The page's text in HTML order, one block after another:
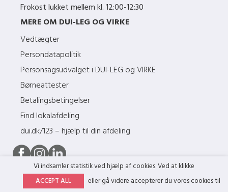
Frokost lukket mellem kl. 12:00-12:30
MERE OM DUI-LEG OG VIRKE
Vedtægter
Persondatapolitik
Personsagsudvalget i DUI-LEG og VIRKE
Børneattester
Betalingsbetingelser
Find lokalafdeling
dui.dk/123 – hjælp til din afdeling
Vi indsamler statistik ved hjælp af cookies. Ved at klikke
ACCEPT ALL
eller gå videre accepterer du vores cookies til